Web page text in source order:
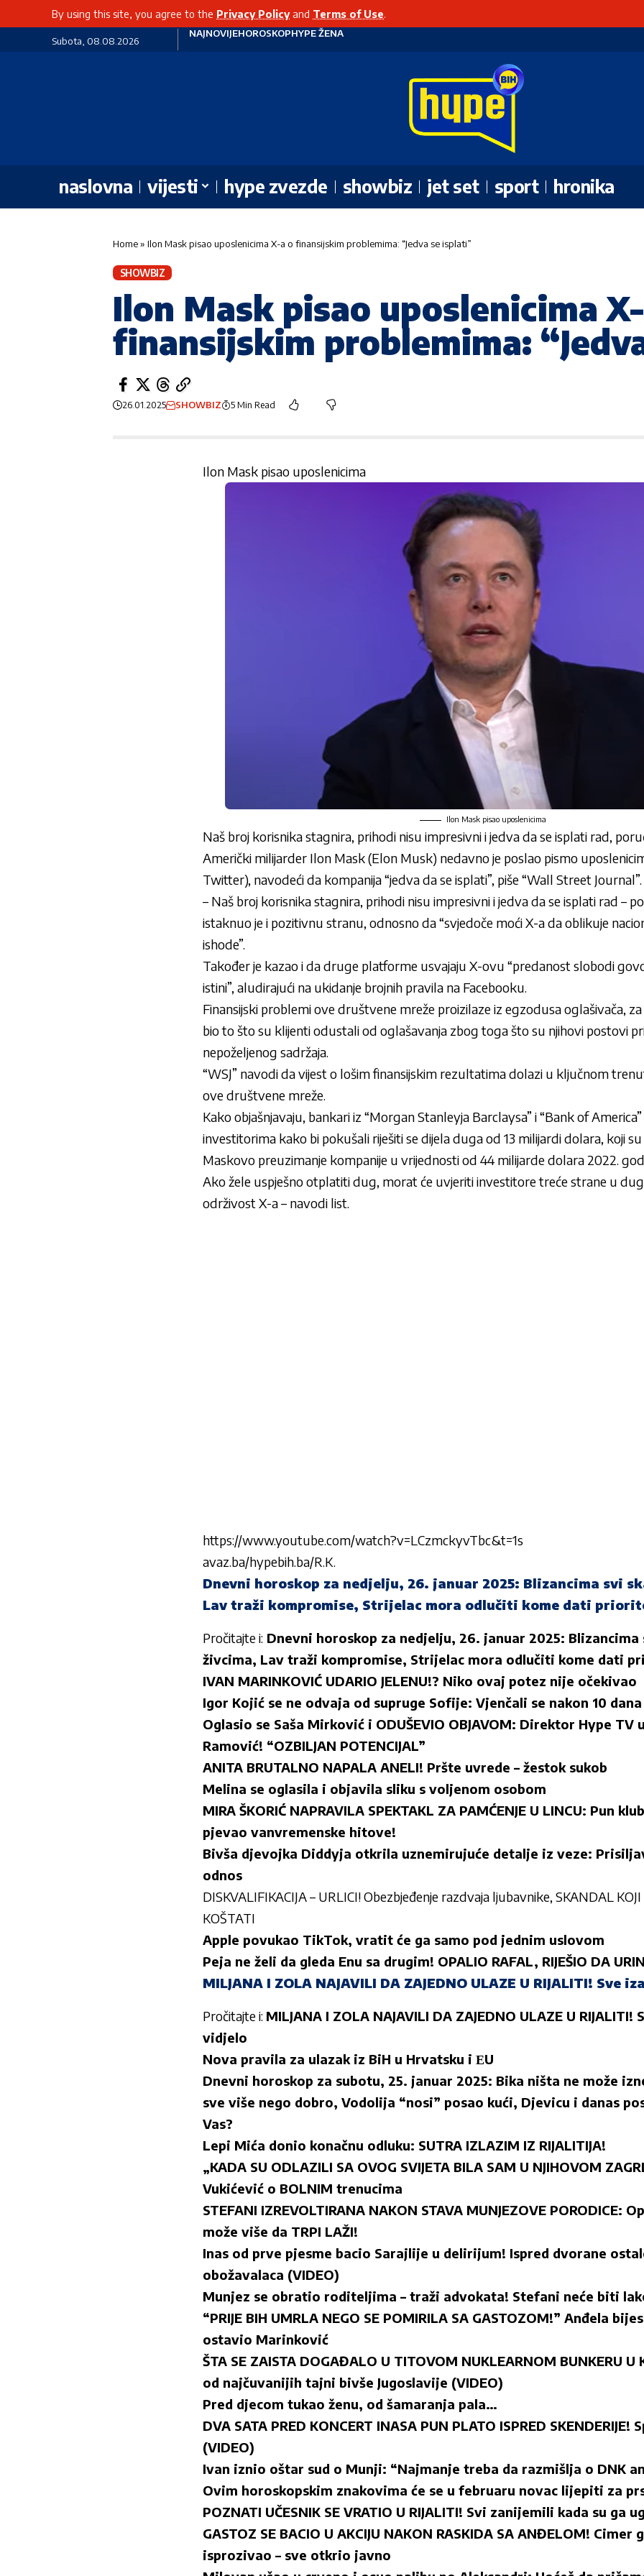
By using this site, you agree to the Privacy Policyand Terms of Use.
Subota, 08.08.2026
NAJNOVIJEHOROSKOPHYPE ŽENA
naslovna vijesti hype zvezde showbiz jet set sport hronika
Home» Ilon Mask pisao uposlenicima X-a o finansijskim problemima: “Jedva se isplati”
SHOWBIZ
Ilon Mask pisao uposlenicima
finansijskim problemima:
26.01.2025 SHOWBIZ 5 Min Read
Ilon Mask pisao uposlenicima
Ilon Mask pisao uposlenicima
Naš broj korisnika stagnira, prihodi nisu impresivni i jedva da se isplati rad,
Američki milijarder Ilon Mask (Elon Musk) nedavno je poslao pismo
Twitter), navodeći da kompanija “jedva da se isplati”, piše “Wall Street Journal”.
– Naš broj korisnika stagnira, prihodi nisu impresivni i jedva da se isplati rad –
istaknuo je i pozitivnu stranu, odnosno da “svjedoče moći X-a da oblikuje
ishode”.
Također je kazao i da druge platforme usvajaju X-ovu “predanost slobodi
istini”, aludirajući na ukidanje brojnih pravila na Facebooku.
Finansijski problemi ove društvene mreže proizilaze iz egzodusa oglašivača,
bio to što su klijenti odustali od oglašavanja zbog toga što su njihovi postovi
nepoželjenog sadržaja.
“WSJ” navodi da vijest o lošim finansijskim rezultatima dolazi u ključnom
ove društvene mreže.
Kako objašnjavaju, bankari iz “Morgan Stanleyja Barclaysa” i “Bank of
investitorima kako bi pokušali riješiti se dijela duga od 13 milijardi dolara, koji
Maskovo preuzimanje kompanije u vrijednosti od 44 milijarde dolara 2022.
Ako žele uspješno otplatiti dug, morat će uvjeriti investitore treće strane u
održivost X-a – navodi list.
https://www.youtube.com/watch?v=LCzmckyvTbc&t=1s
avaz.ba/hypebih.ba/R.K.
Dnevni horoskop za nedjelju, 26. januar 2025: Blizancima svi
Lav traži kompromise, Strijelac mora odlučiti kome dati
Pročitajte i: Dnevni horoskop za nedjelju, 26. januar 2025: Blizancima
živcima, Lav traži kompromise, Strijelac mora odlučiti kome dati
IVAN MARINKOVIĆ UDARIO JELENU!? Niko ovaj potez nije očekivao
Igor Kojić se ne odvaja od supruge Sofije: Vjenčali se nakon 10
Oglasio se Saša Mirković i ODUŠEVIO OBJAVOM: Direktor Hype TV
Ramović! “OZBILJAN POTENCIJAL”
ANITA BRUTALNO NAPALA ANELI! Pršte uvrede – žestok sukob
Melina se oglasila i objavila sliku s voljenom osobom
MIRA ŠKORIĆ NAPRAVILA SPEKTAKL ZA PAMĆENJE U LINCU: Pun
pjevao vanvremenske hitove!
Bivša djevojka Diddyja otkrila uznemirujuće detalje iz veze:
odnos
DISKVALIFIKACIJA – URLICI! Obezbjeđenje razdvaja ljubavnike, SKANDAL
KOŠTATI
Apple povukao TikTok, vratit će ga samo pod jednim uslovom
Peja ne želi da gleda Enu sa drugim! OPALIO RAFAL, RIJEŠIO DA
MILJANA I ZOLA NAJAVILI DA ZAJEDNO ULAZE U RIJALITI! Sve
Pročitajte i: MILJANA I ZOLA NAJAVILI DA ZAJEDNO ULAZE U RIJALITI!
vidjelo
Nova pravila za ulazak iz BiH u Hrvatsku i ЕU
Dnevni horoskop za subotu, 25. januar 2025: Bika ništa ne može
sve više nego dobro, Vodolija “nosi” posao kući, Djevicu i danas
Vas?
Lepi Mića donio konačnu odluku: SUTRA IZLAZIM IZ RIJALITIJA!
„KADA SU ODLAZILI SA OVOG SVIJETA BILA SAM U NJIHOVOM
Vukićević o BOLNIM trenucima
STEFANI IZREVOLTIRANA NAKON STAVA MUNJEZOVE PORODICE:
može više da TRPI LAŽI!
Inas od prve pjesme bacio Sarajlije u delirijum! Ispred dvorane
obožavalaca (VIDEO)
Munjez se obratio roditeljima – traži advokata! Stefani neće biti
“PRIJE BIH UMRLA NEGO SE POMIRILA SA GASTOZOM!” Anđela
ostavio Marinković
ŠTA SE ZAISTA DOGAĐALO U TITOVOM NUKLEARNOM BUNKERU U
od najčuvanijih tajni bivše Jugoslavije (VIDEO)
Pred djecom tukao ženu, od šamaranja pala…
DVA SATA PRED KONCERT INASA PUN PLATO ISPRED
(VIDEO)
Ivan iznio oštar sud o Munji: “Najmanje treba da razmišlja o DNK
Ovim horoskopskim znakovima će se u februaru novac lijepiti za
POZNATI UČESNIK SE VRATIO U RIJALITI! Svi zanijemili kada su ga
GASTOZ SE BACIO U AKCIJU NAKON RASKIDA SA ANĐELOM! Cimer
isprozivao – sve otkrio javno